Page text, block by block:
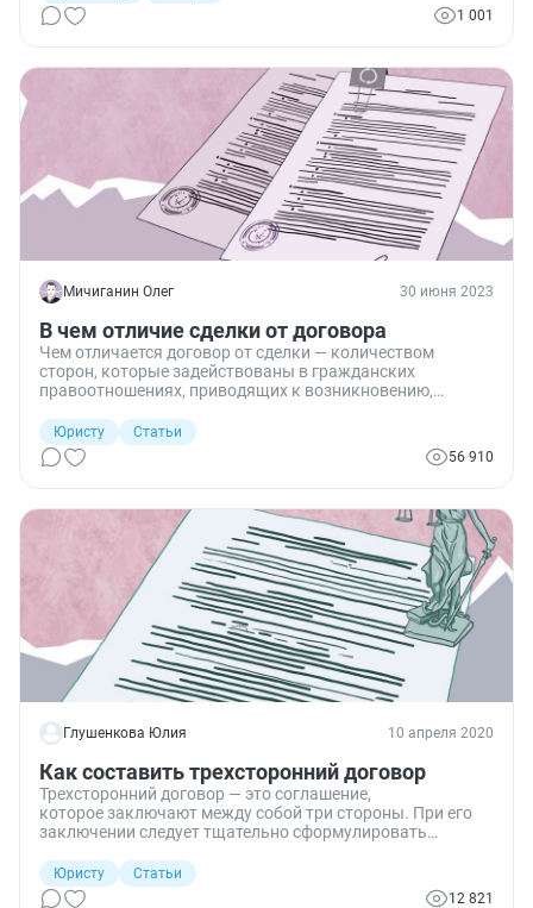
1 001
Мичиганин Олег 30 июня 2023
В чем отличие сделки от договора
Чем отличается договор от сделки — количеством
сторон, которые задействованы в гражданских
правоотношениях, приводящих к возникновению,
между гражданами или организациями.
Юристу
Статьи
56 910
Глушенкова Юлия 10 апреля 2020
Как составить трехсторонний договор
Трехсторонний договор — это соглашение,
которое заключают между собой три стороны. При его
заключении следует тщательно сформулировать
Юристу
Статьи
12 821